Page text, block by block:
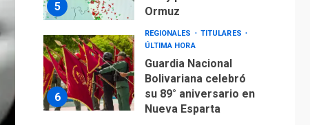
5
Ormuz
6
REGIONALES
TITULARES
ÚLTIMA HORA
Guardia Nacional
Bolivariana celebró
su 89° aniversario en
Nueva Esparta